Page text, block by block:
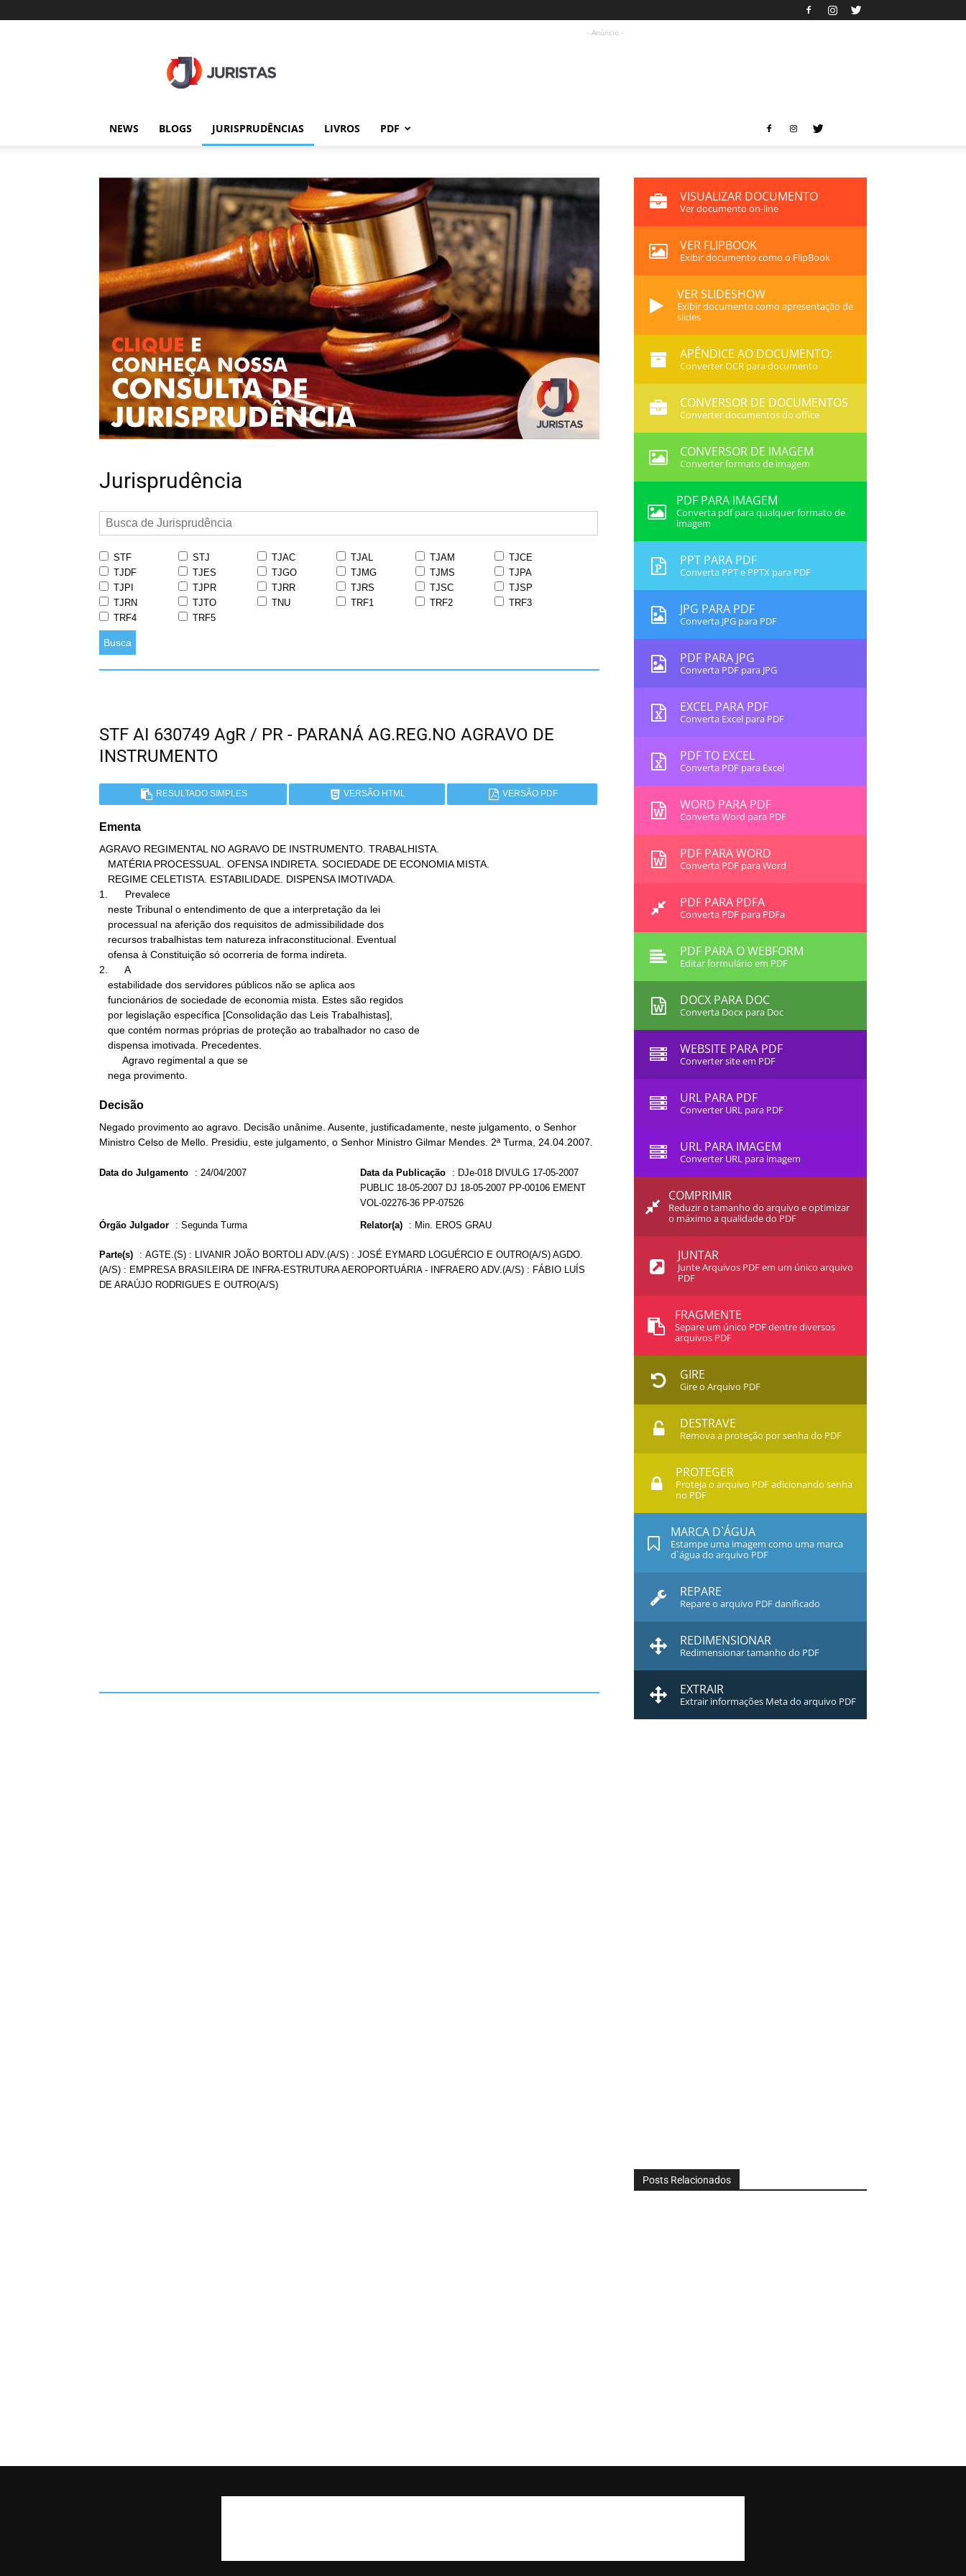
- Anúncio -
NEWS BLOGS JURISPRUDÊNCIAS LIVROS PDF
Jurisprudência
STF STJ TJAC TJAL TJAM
TJCE
TJDF
TJES TJGO TJMG TJMS
TJPA
TJPI
TJPR TJRR TJRS TJSC
TJSP
TJRN
TJTO TNU TRF1 TRF2
TRF3
TRF4
TRF5
Busca
STF AI 630749 AgR / PR - PARANÁ AG.REG.NO AGRAVO DE
INSTRUMENTO
RESULTADO SIMPLES VERSÃO HTML VERSÃO PDF
Ementa
AGRAVO REGIMENTAL NO AGRAVO DE INSTRUMENTO. TRABALHISTA.
1.      Prevalece
2.      A
   nega provimento.
Decisão
Negado provimento ao agravo. Decisão unânime. Ausente, justificadamente, neste julgamento, o Senhor
Ministro Celso de Mello. Presidiu, este julgamento, o Senhor Ministro Gilmar Mendes. 2ª Turma, 24.04.2007.
Data do Julgamento : 24/04/2007 Data da Publicação : DJe-018 DIVULG 17-05-2007
PUBLIC 18-05-2007 DJ 18-05-2007 PP-00106 EMENT
VOL-02276-36 PP-07526
Órgão Julgador : Segunda Turma Relator(a) : Min. EROS GRAU
Parte(s) : AGTE.(S) : LIVANIR JOÃO BORTOLI ADV.(A/S) : JOSÉ EYMARD LOGUÉRCIO E OUTRO(A/S) AGDO.
(A/S) : EMPRESA BRASILEIRA DE INFRA-ESTRUTURA AEROPORTUÁRIA - INFRAERO ADV.(A/S) : FÁBIO LUÍS
DE ARAÚJO RODRIGUES E OUTRO(A/S)
VISUALIZAR DOCUMENTO
Ver documento on-line
VER FLIPBOOK
Exibir documento como o FlipBook
VER SLIDESHOW
Exibir documento como apresentação de
slides
APÊNDICE AO DOCUMENTO:
Converter OCR para documento
CONVERSOR DE DOCUMENTOS
Converter documentos do office
CONVERSOR DE IMAGEM
Converter formato de imagem
PDF PARA IMAGEM
Converta pdf para qualquer formato de
imagem
PPT PARA PDF
Converta PPT e PPTX para PDF
JPG PARA PDF
Converta JPG para PDF
PDF PARA JPG
Converta PDF para JPG
EXCEL PARA PDF
Converta Excel para PDF
PDF TO EXCEL
Converta PDF para Excel
WORD PARA PDF
Converta Word para PDF
PDF PARA WORD
Converta PDF para Word
PDF PARA PDFA
Converta PDF para PDFa
PDF PARA O WEBFORM
Editar formulário em PDF
DOCX PARA DOC
Converta Docx para Doc
WEBSITE PARA PDF
Converter site em PDF
URL PARA PDF
Converter URL para PDF
URL PARA IMAGEM
Converter URL para imagem
COMPRIMIR
Reduzir o tamanho do arquivo e optimizar
o máximo a qualidade do PDF
JUNTAR
Junte Arquivos PDF em um único arquivo
PDF
FRAGMENTE
Separe um único PDF dentre diversos
arquivos PDF
GIRE
Gire o Arquivo PDF
DESTRAVE
Remova a proteção por senha do PDF
PROTEGER
Proteja o arquivo PDF adicionando senha
no PDF
MARCA D`ÁGUA
Estampe uma imagem como uma marca
d`água do arquivo PDF
REPARE
Repare o arquivo PDF danificado
REDIMENSIONAR
Redimensionar tamanho do PDF
EXTRAIR
Extrair informações Meta do arquivo PDF
Posts Relacionados